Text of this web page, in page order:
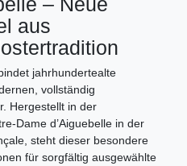
aus
jahrhundertealte
vollständig
Hergestellt in der
Dame d’Aiguebelle in der
steht dieser besondere
für sorgfältig ausgewählte